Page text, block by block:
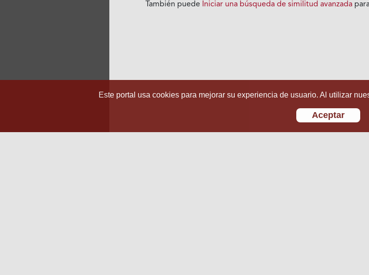
También puede Iniciar una búsqueda de similitud avanzada
Este portal usa cookies para mejorar su experiencia de usuario. Al utilizar
Aceptar